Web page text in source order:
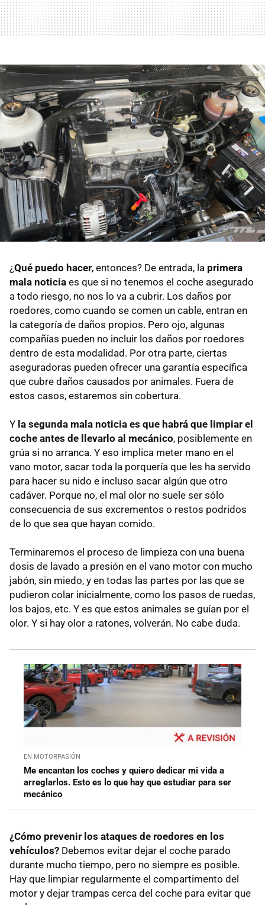
¿Qué puedo hacer, entonces? De entrada, la primera
mala noticia es que si no tenemos el coche asegurado
a todo riesgo, no nos lo va a cubrir. Los daños por
roedores, como cuando se comen un cable, entran en
la categoría de daños propios. Pero ojo, algunas
compañías pueden no incluir los daños por roedores
dentro de esta modalidad. Por otra parte, ciertas
aseguradoras pueden ofrecer una garantía específica
que cubre daños causados por animales. Fuera de
estos casos, estaremos sin cobertura.
Y la segunda mala noticia es que habrá que limpiar el
coche antes de llevarlo al mecánico, posiblemente en
grúa si no arranca. Y eso implica meter mano en el
vano motor, sacar toda la porquería que les ha servido
para hacer su nido e incluso sacar algún que otro
cadáver. Porque no, el mal olor no suele ser sólo
consecuencia de sus excrementos o restos podridos
de lo que sea que hayan comido.
Terminaremos el proceso de limpieza con una buena
dosis de lavado a presión en el vano motor con mucho
jabón, sin miedo, y en todas las partes por las que se
pudieron colar inicialmente, como los pasos de ruedas,
los bajos, etc. Y es que estos animales se guían por el
olor. Y si hay olor a ratones, volverán. No cabe duda.
EN MOTORPASIÓN
Me encantan los coches y quiero dedicar mi vida a
arreglarlos. Esto es lo que hay que estudiar para ser
mecánico
¿Cómo prevenir los ataques de roedores en los
vehículos? Debemos evitar dejar el coche parado
durante mucho tiempo, pero no siempre es posible.
Hay que limpiar regularmente el compartimento del
motor y dejar trampas cerca del coche para evitar que